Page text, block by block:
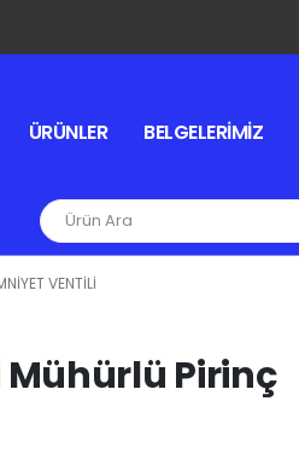
ÜRÜNLER BELGELERIMIZ
VENTILI
Mühürlü Pirinç